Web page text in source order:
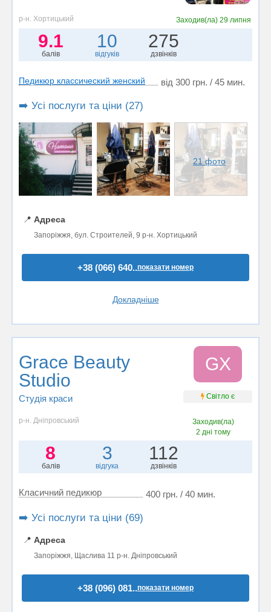
р-н. Хортицький Заходив(ла) 29 липня
9.1
балів
10
відгуків
275
дзвінків
Педикюр классический женский від 300 грн. / 45 мин.
➡️ Усі послуги та ціни (27)
21 фото
📍 Адреса
Запоріжжя, бул. Строителей, 9 р-н. Хортицький
+38 (066) 640..показати номер
Докладніше
Grace Beauty
Studio
Студія краси
GХ
Світло є
р-н. Дніпровський
Заходив(ла)
2 дні тому
8
балів
3
відгука
112
дзвінків
Класичний педикюр 400 грн. / 40 мин.
➡️ Усі послуги та ціни (69)
📍 Адреса
Запоріжжя, Щаслива 11 р-н. Дніпровський
+38 (096) 081..показати номер